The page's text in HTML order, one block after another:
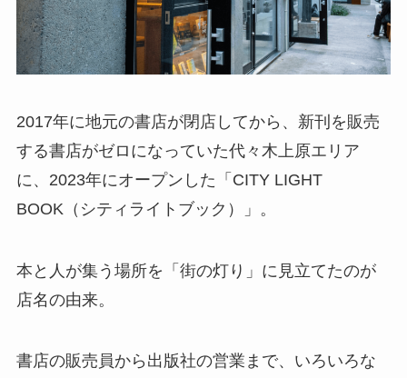
2017年に地元の書店が閉店してから、新刊を販売
する書店がゼロになっていた代々木上原エリア
に、2023年にオープンした「CITY LIGHT
BOOK（シティライトブック）」。
本と人が集う場所を「街の灯り」に見立てたのが
店名の由来。
書店の販売員から出版社の営業まで、いろいろな